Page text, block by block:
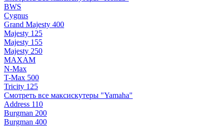
BWS
Cygnus
Grand Majesty 400
Majesty 125
Majesty 155
Majesty 250
MAXAM
N-Max
T-Max 500
Tricity 125
Смотреть все максискутеры "Yamaha"
Address 110
Burgman 200
Burgman 400